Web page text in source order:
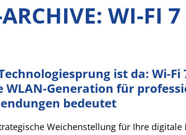
WI-FI 7
ist da: Wi-Fi
WLAN-Generation für
bedeutet
Weichenstellung für Ihre